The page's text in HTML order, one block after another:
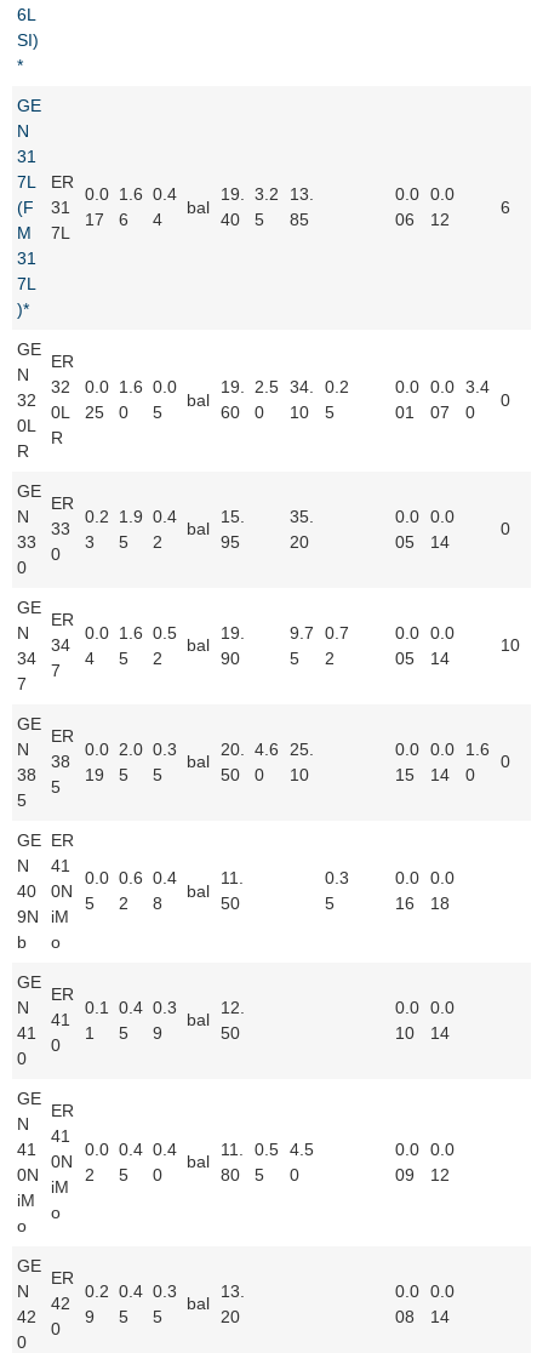
6L
SI)
*
GE
N
31
7L
(F
M
31
7L
)*
ER
31
7L
0.0
17
1.6
6
0.4
4
bal
19.
40
3.2
5
13.
85
0.0
06
0.0
12
6
GE
N
32
0L
R
ER
32
0L
R
0.0
25
1.6
0
0.0
5
bal
19.
60
2.5
0
34.
10
0.2
5
0.0
01
0.0
07
3.4
0
0
GE
N
33
0
ER
33
0
0.2
3
1.9
5
0.4
2
bal
15.
95
35.
20
0.0
05
0.0
14
0
GE
N
34
7
ER
34
7
0.0
4
1.6
5
0.5
2
bal
19.
90
9.7
5
0.7
2
0.0
05
0.0
14
10
GE
N
38
5
ER
38
5
0.0
19
2.0
5
0.3
5
bal
20.
50
4.6
0
25.
10
0.0
15
0.0
14
1.6
0
0
GE
N
40
9N
b
ER
41
0N
iM
o
0.0
5
0.6
2
0.4
8
bal
11.
50
0.3
5
0.0
16
0.0
18
GE
N
41
0
ER
41
0
0.1
1
0.4
5
0.3
9
bal
12.
50
0.0
10
0.0
14
GE
N
41
0N
iM
o
ER
41
0N
iM
o
0.0
2
0.4
5
0.4
0
bal
11.
80
0.5
5
4.5
0
0.0
09
0.0
12
GE
N
42
0
ER
42
0
0.2
9
0.4
5
0.3
5
bal
13.
20
0.0
08
0.0
14